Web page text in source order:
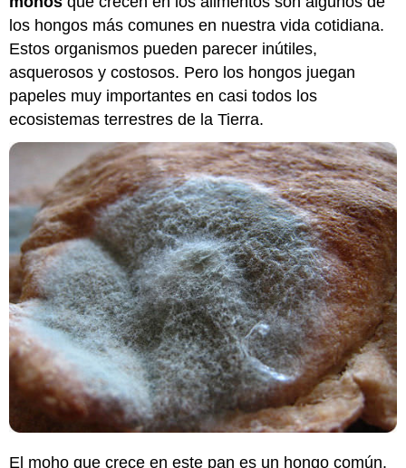
los hongos más comunes en nuestra vida cotidiana.
Estos organismos pueden parecer inútiles,
asquerosos y costosos. Pero los hongos juegan
papeles muy importantes en casi todos los
ecosistemas terrestres de la Tierra.
El moho que crece en este pan es un hongo común.